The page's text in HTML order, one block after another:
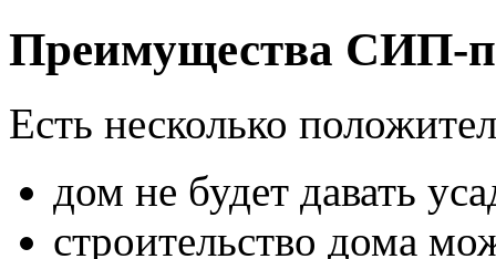
Преимущества СИП-
Есть несколько
дом не будет давать
строительство дома